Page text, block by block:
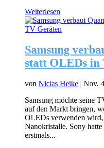
Weiterlesen
Samsung
statt OLEDs in
vonNiclas Heike |Nov.
Samsung möchte seine
auf den Markt bringen,
OLEDs verwenden
Nanokristalle. Sony
erstmals...